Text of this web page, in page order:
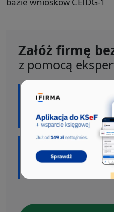
Załóż firmę
z pomocą
Oferujemy
procesie rejestracji
VAT.
Skorzystaj z
oferujemy w
Programu